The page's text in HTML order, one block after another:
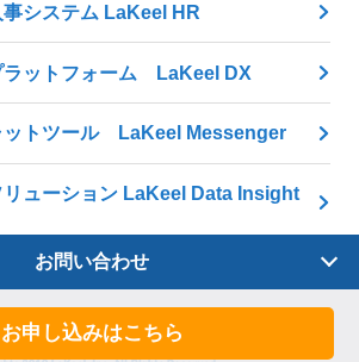
システム LaKeel HR
ラットフォーム LaKeel DX
ットツール LaKeel Messenger
リューション LaKeel Data Insight
お問い合わせ
お申し込みはこちら